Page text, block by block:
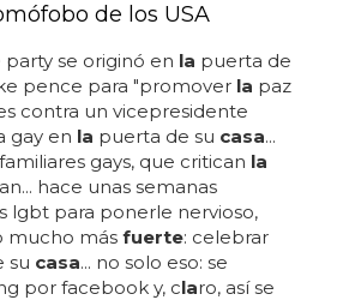
de los USA
se originó en la puerta de
pence para "promover la paz
contra un vicepresidente
gay en la puerta de su casa...
gays, que critican la
hace unas semanas
lgbt para ponerle nervioso,
mucho más fuerte: celebrar
su casa... no solo eso: se
por facebook y, claro, así se